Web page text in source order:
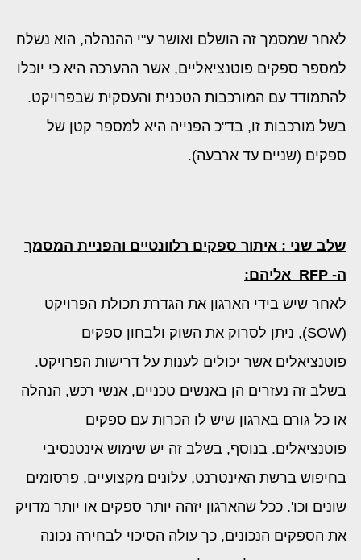
לאחר שמסמך זה הושלם ואושר ע"י ההנהלה, הוא נשלח
למספר ספקים פוטנציאליים, אשר ההערכה היא כי יוכלו
להתמודד עם המורכבות הטכנית והעסקית שבפרויקט.
בשל מורכבות זו, בד"כ הפנייה היא למספר קטן של
ספקים (שניים עד ארבעה).
שלב שני : איתור ספקים רלוונטיים והפניית המסמך
ה- RFP אליהם:
לאחר שיש בידי הארגון את הגדרת תכולת הפרויקט
(SOW), ניתן לסרוק את השוק ולבחון ספקים
פוטנציאלים אשר יכולים לענות על דרישות הפרויקט.
בשלב זה נעזרים הן באנשים טכניים, אנשי רכש, הנהלה
או כל גורם בארגון שיש לו הכרות עם ספקים
פוטנציאלים. בנוסף, בשלב זה יש שימוש אינטנסיבי
בחיפוש ברשת האינטרנט, עלונים מקצועיים, פרסומים
שונים וכו'. ככל שהארגון יזהה יותר ספקים או יותר מדויק
את הספקים הנכונים, כך עולה הסיכוי לבחירה נכונה